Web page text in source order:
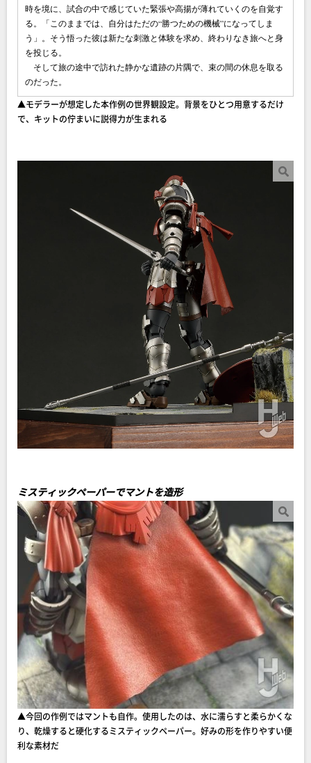
時を境に、試合の中で感じていた緊張や高揚が薄れていくのを自覚す
る。「このままでは、自分はただの“勝つための機械”になってしま
う」。そう悟った彼は新たな刺激と体験を求め、終わりなき旅へと身
を投じる。
そして旅の途中で訪れた静かな遺跡の片隅で、束の間の休息を取る
のだった。
▲モデラーが想定した本作例の世界観設定。背景をひとつ用意するだけ
で、キットの佇まいに説得力が生まれる
ミスティックペーパーでマントを造形
▲今回の作例ではマントも自作。使用したのは、水に濡らすと柔らかくな
り、乾燥すると硬化するミスティックペーパー。好みの形を作りやすい便
利な素材だ